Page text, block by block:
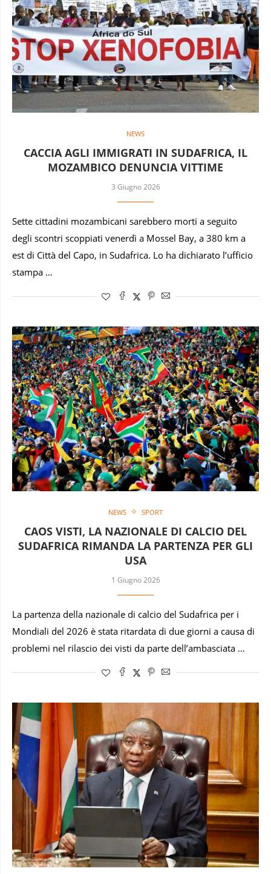
NEWS
CACCIA AGLI IMMIGRATI IN SUDAFRICA, IL
MOZAMBICO DENUNCIA VITTIME
3 Giugno 2026
Sette cittadini mozambicani sarebbero morti a seguito
degli scontri scoppiati venerdì a Mossel Bay, a 380 km a
est di Città del Capo, in Sudafrica. Lo ha dichiarato l’ufficio
stampa …
NEWS SPORT
CAOS VISTI, LA NAZIONALE DI CALCIO DEL
SUDAFRICA RIMANDA LA PARTENZA PER GLI
USA
1 Giugno 2026
La partenza della nazionale di calcio del Sudafrica per i
Mondiali del 2026 è stata ritardata di due giorni a causa di
problemi nel rilascio dei visti da parte dell’ambasciata …